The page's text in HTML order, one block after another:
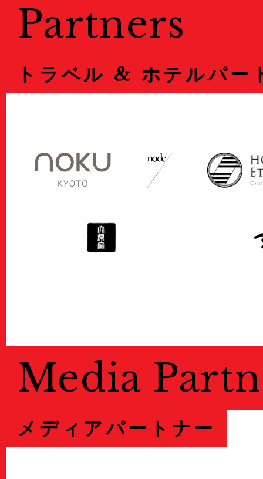
Partners
トラベル & ホテルパー
Media
メディアパートナー